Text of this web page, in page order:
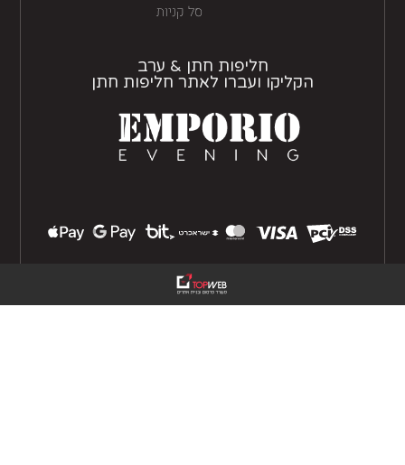
סל קניות
חליפות חתן & ערב
הקליקו ועברו לאתר חליפות חתן